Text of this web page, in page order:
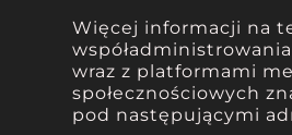
Więcej informacji na
wraz z platformami
społecznościowych
pod następującymi